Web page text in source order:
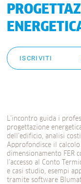
ISCRIVITI
L’incontro guida i
progettazione
dell’edificio, analisi
Approfondisce il
dimensionamento FER
l’accesso al Conto
e casi studio, esempi
tramite software